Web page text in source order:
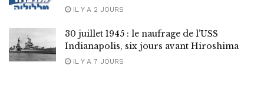
IL Y A 2 JOURS
30 juillet 1945 : le naufrage de l’USS
Indianapolis, six jours avant Hiroshima
IL Y A 7 JOURS